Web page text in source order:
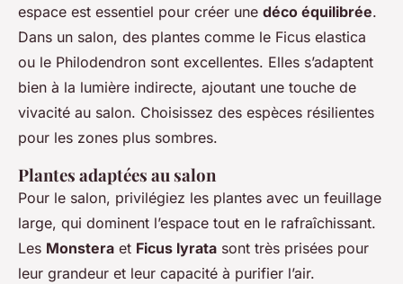
espace est essentiel pour créer une déco équilibrée.
Dans un salon, des plantes comme le Ficus elastica
ou le Philodendron sont excellentes. Elles s’adaptent
bien à la lumière indirecte, ajoutant une touche de
vivacité au salon. Choisissez des espèces résilientes
pour les zones plus sombres.
Plantes adaptées au salon
Pour le salon, privilégiez les plantes avec un feuillage
large, qui dominent l’espace tout en le rafraîchissant.
Les Monstera et Ficus lyrata sont très prisées pour
leur grandeur et leur capacité à purifier l’air.